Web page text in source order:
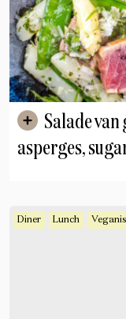
asperges,
Diner Lunch